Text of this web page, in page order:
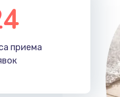
приема